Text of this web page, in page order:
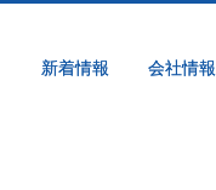
新着情報 会社情報